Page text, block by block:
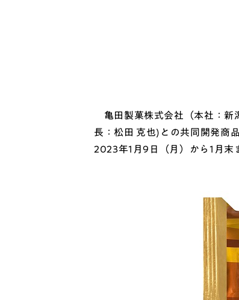
亀田製菓株式会社（本社：新
長：松田 克也)との共同開発商
2023年1月9日（月）から1月末